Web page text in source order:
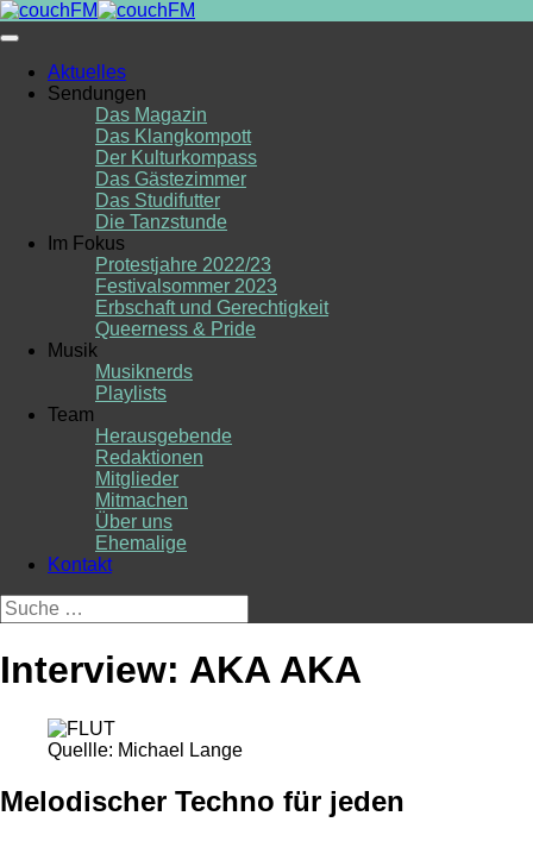
Skip
to
Aktuelles
Sendungen
Das Magazin
Das Klangkompott
Der Kulturkompass
Das Gästezimmer
Das Studifutter
Die Tanzstunde
Im Fokus
Protestjahre 2022/23
Festivalsommer 2023
Erbschaft und Gerechtigkeit
Queerness & Pride
Musik
Musiknerds
Playlists
Team
Herausgebende
Redaktionen
Mitglieder
Mitmachen
Über uns
Ehemalige
Kontakt
Suche
nach:
Interview: AKA AKA
Quellle: Michael Lange
Melodischer Techno für jeden